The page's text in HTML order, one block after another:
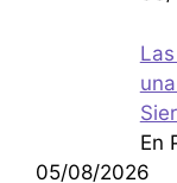
En
05/08/2026